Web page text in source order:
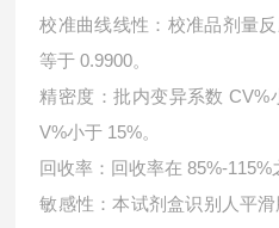
校准曲线线性：校准品剂量
等于 0.9900。
精密度：批内变异系数 CV%
V%小于 15%。
回收率：回收率在 85%-115%
敏感性：本试剂盒识别人平